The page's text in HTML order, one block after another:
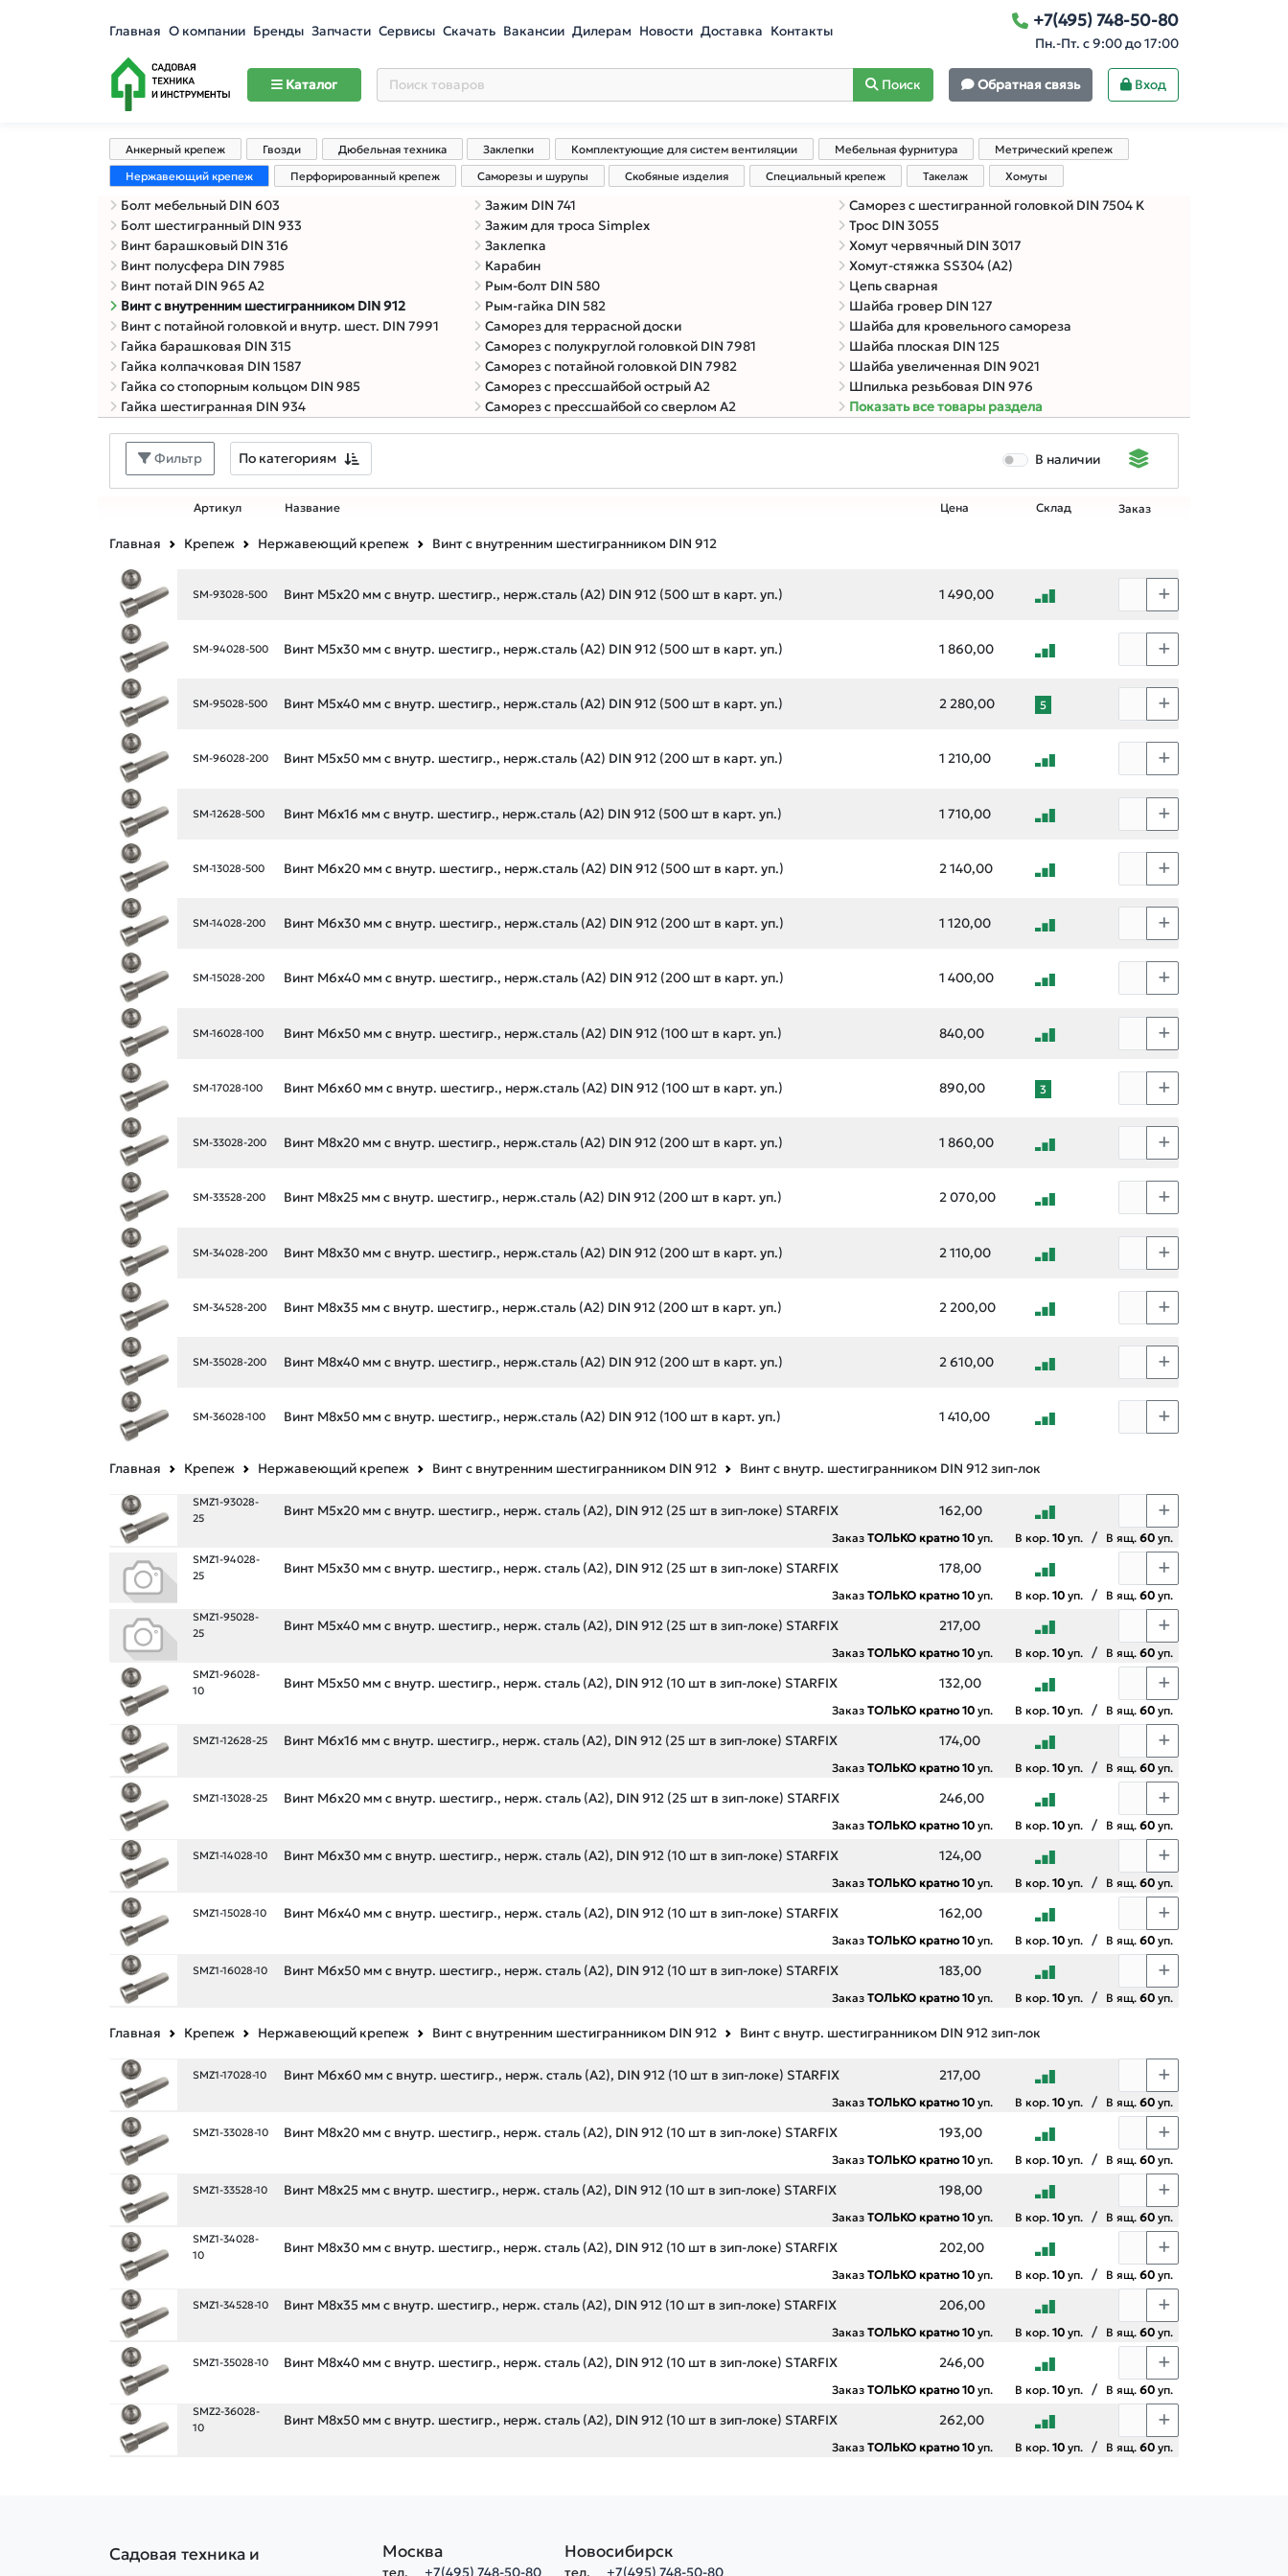
Главная О компании Бренды Запчасти Сервисы Скачать Вакансии Дилерам Новости Доставка Контакты +7(495) 748-50-80
Пн.-Пт. с 9:00 до 17:00
Каталог Поиск Обратная связь Вход
Анкерный крепеж Гвозди Дюбельная техника Заклепки Комплектующие для систем вентиляции Мебельная фурнитура
Метрический крепеж
Нержавеющий крепеж
Перфорированный крепеж Саморезы и шурупы Скобяные изделия Специальный крепеж Такелаж Хомуты
Болт мебельный DIN 603
Болт шестигранный DIN 933
Винт барашковый DIN 316
Винт полусфера DIN 7985
Винт потай DIN 965 А2
Винт с внутренним шестигранником DIN 912
Винт с потайной головкой и внутр. шест. DIN 7991
Гайка барашковая DIN 315
Гайка колпачковая DIN 1587
Гайка со стопорным кольцом DIN 985
Гайка шестигранная DIN 934
Зажим DIN 741
Зажим для троса Simplex
Заклепка
Карабин
Рым-болт DIN 580
Рым-гайка DIN 582
Саморез для террасной доски
Саморез с полукруглой головкой DIN 7981
Саморез с потайной головкой DIN 7982
Саморез с прессшайбой острый A2
Саморез с прессшайбой со сверлом A2
Саморез с шестигранной головкой DIN 7504 K
Трос DIN 3055
Хомут червячный DIN 3017
Хомут-стяжка SS304 (А2)
Цепь сварная
Шайба гровер DIN 127
Шайба для кровельного самореза
Шайба плоская DIN 125
Шайба увеличенная DIN 9021
Шпилька резьбовая DIN 976
Показать все товары раздела
Фильтр По категориям В наличии
Артикул Название Цена Склад Заказ
Главная Крепеж Нержавеющий крепеж Винт с внутренним шестигранником DIN 912
SM-93028-500 Винт М5х20 мм с внутр. шестигр., нерж.сталь (А2) DIN 912 (500 шт в карт. уп.) 1 490,00
SM-94028-500 Винт М5х30 мм с внутр. шестигр., нерж.сталь (А2) DIN 912 (500 шт в карт. уп.) 1 860,00
SM-95028-500 Винт М5х40 мм с внутр. шестигр., нерж.сталь (А2) DIN 912 (500 шт в карт. уп.) 2 280,00 5
SM-96028-200 Винт М5х50 мм с внутр. шестигр., нерж.сталь (А2) DIN 912 (200 шт в карт. уп.) 1 210,00
SM-12628-500 Винт М6х16 мм с внутр. шестигр., нерж.сталь (А2) DIN 912 (500 шт в карт. уп.) 1 710,00
SM-13028-500 Винт М6х20 мм с внутр. шестигр., нерж.сталь (А2) DIN 912 (500 шт в карт. уп.) 2 140,00
SM-14028-200 Винт М6х30 мм с внутр. шестигр., нерж.сталь (А2) DIN 912 (200 шт в карт. уп.) 1 120,00
SM-15028-200 Винт М6х40 мм с внутр. шестигр., нерж.сталь (А2) DIN 912 (200 шт в карт. уп.) 1 400,00
SM-16028-100 Винт М6х50 мм с внутр. шестигр., нерж.сталь (А2) DIN 912 (100 шт в карт. уп.) 840,00
SM-17028-100 Винт М6х60 мм с внутр. шестигр., нерж.сталь (А2) DIN 912 (100 шт в карт. уп.) 890,00 3
SM-33028-200 Винт М8х20 мм с внутр. шестигр., нерж.сталь (А2) DIN 912 (200 шт в карт. уп.) 1 860,00
SM-33528-200 Винт М8х25 мм с внутр. шестигр., нерж.сталь (А2) DIN 912 (200 шт в карт. уп.) 2 070,00
SM-34028-200 Винт М8х30 мм с внутр. шестигр., нерж.сталь (А2) DIN 912 (200 шт в карт. уп.) 2 110,00
SM-34528-200 Винт М8х35 мм с внутр. шестигр., нерж.сталь (А2) DIN 912 (200 шт в карт. уп.) 2 200,00
SM-35028-200 Винт М8х40 мм с внутр. шестигр., нерж.сталь (А2) DIN 912 (200 шт в карт. уп.) 2 610,00
SM-36028-100 Винт М8х50 мм с внутр. шестигр., нерж.сталь (А2) DIN 912 (100 шт в карт. уп.) 1 410,00
Главная Крепеж Нержавеющий крепеж Винт с внутренним шестигранником DIN 912 Винт с внутр. шестигранником DIN 912 зип-лок
SMZ1-93028-
25
Винт М5х20 мм с внутр. шестигр., нерж. сталь (А2), DIN 912 (25 шт в зип-локе) STARFIX 162,00
Заказ ТОЛЬКО кратно 10 уп. В кор. 10 уп. / В ящ. 60 уп.
SMZ1-94028-
25
Винт М5х30 мм с внутр. шестигр., нерж. сталь (А2), DIN 912 (25 шт в зип-локе) STARFIX 178,00
Заказ ТОЛЬКО кратно 10 уп. В кор. 10 уп. / В ящ. 60 уп.
SMZ1-95028-
25
Винт М5х40 мм с внутр. шестигр., нерж. сталь (А2), DIN 912 (25 шт в зип-локе) STARFIX 217,00
Заказ ТОЛЬКО кратно 10 уп. В кор. 10 уп. / В ящ. 60 уп.
SMZ1-96028-
10
Винт М5х50 мм с внутр. шестигр., нерж. сталь (А2), DIN 912 (10 шт в зип-локе) STARFIX 132,00
Заказ ТОЛЬКО кратно 10 уп. В кор. 10 уп. / В ящ. 60 уп.
SMZ1-12628-25 Винт М6х16 мм с внутр. шестигр., нерж. сталь (А2), DIN 912 (25 шт в зип-локе) STARFIX 174,00
Заказ ТОЛЬКО кратно 10 уп. В кор. 10 уп. / В ящ. 60 уп.
SMZ1-13028-25 Винт М6х20 мм с внутр. шестигр., нерж. сталь (А2), DIN 912 (25 шт в зип-локе) STARFIX 246,00
Заказ ТОЛЬКО кратно 10 уп. В кор. 10 уп. / В ящ. 60 уп.
SMZ1-14028-10 Винт М6х30 мм с внутр. шестигр., нерж. сталь (А2), DIN 912 (10 шт в зип-локе) STARFIX 124,00
Заказ ТОЛЬКО кратно 10 уп. В кор. 10 уп. / В ящ. 60 уп.
SMZ1-15028-10 Винт М6х40 мм с внутр. шестигр., нерж. сталь (А2), DIN 912 (10 шт в зип-локе) STARFIX 162,00
Заказ ТОЛЬКО кратно 10 уп. В кор. 10 уп. / В ящ. 60 уп.
SMZ1-16028-10 Винт М6х50 мм с внутр. шестигр., нерж. сталь (А2), DIN 912 (10 шт в зип-локе) STARFIX 183,00
Заказ ТОЛЬКО кратно 10 уп. В кор. 10 уп. / В ящ. 60 уп.
Главная Крепеж Нержавеющий крепеж Винт с внутренним шестигранником DIN 912 Винт с внутр. шестигранником DIN 912 зип-лок
SMZ1-17028-10 Винт М6х60 мм с внутр. шестигр., нерж. сталь (А2), DIN 912 (10 шт в зип-локе) STARFIX 217,00
Заказ ТОЛЬКО кратно 10 уп. В кор. 10 уп. / В ящ. 60 уп.
SMZ1-33028-10 Винт М8х20 мм с внутр. шестигр., нерж. сталь (А2), DIN 912 (10 шт в зип-локе) STARFIX 193,00
Заказ ТОЛЬКО кратно 10 уп. В кор. 10 уп. / В ящ. 60 уп.
SMZ1-33528-10 Винт М8х25 мм с внутр. шестигр., нерж. сталь (А2), DIN 912 (10 шт в зип-локе) STARFIX 198,00
Заказ ТОЛЬКО кратно 10 уп. В кор. 10 уп. / В ящ. 60 уп.
SMZ1-34028-
10
Винт М8х30 мм с внутр. шестигр., нерж. сталь (А2), DIN 912 (10 шт в зип-локе) STARFIX 202,00
Заказ ТОЛЬКО кратно 10 уп. В кор. 10 уп. / В ящ. 60 уп.
SMZ1-34528-10 Винт М8х35 мм с внутр. шестигр., нерж. сталь (А2), DIN 912 (10 шт в зип-локе) STARFIX 206,00
Заказ ТОЛЬКО кратно 10 уп. В кор. 10 уп. / В ящ. 60 уп.
SMZ1-35028-10 Винт М8х40 мм с внутр. шестигр., нерж. сталь (А2), DIN 912 (10 шт в зип-локе) STARFIX 246,00
Заказ ТОЛЬКО кратно 10 уп. В кор. 10 уп. / В ящ. 60 уп.
SMZ2-36028-
10
Винт М8х50 мм с внутр. шестигр., нерж. сталь (А2), DIN 912 (10 шт в зип-локе) STARFIX 262,00
Заказ ТОЛЬКО кратно 10 уп. В кор. 10 уп. / В ящ. 60 уп.
Садовая техника и
Москва
тел. +7(495) 748-50-80
Новосибирск
тел. +7(495) 748-50-80